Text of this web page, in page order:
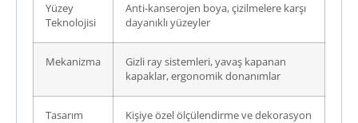
Yüzey
Teknolojisi
Anti-kanserojen boya, çizilmelere karşı
dayanıklı yüzeyler
Mekanizma
Gizli ray sistemleri, yavaş kapanan
kapaklar, ergonomik donanımlar
Tasarım
Kişiye özel ölçülendirme ve dekorasyon